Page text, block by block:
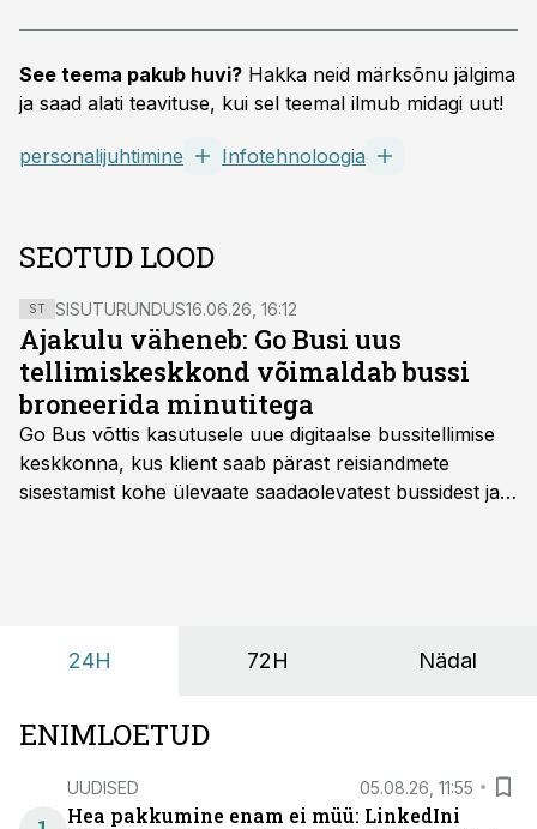
See teema pakub huvi? Hakka neid märksõnu jälgima
ja saad alati teavituse, kui sel teemal ilmub midagi uut!
personalijuhtimine Infotehnoloogia
SEOTUD LOOD
ST SISUTURUNDUS16.06.26, 16:12
Ajakulu väheneb: Go Busi uus
tellimiskeskkond võimaldab bussi
broneerida minutitega
Go Bus võttis kasutusele uue digitaalse bussitellimise
keskkonna, kus klient saab pärast reisiandmete
sisestamist kohe ülevaate saadaolevatest bussidest ja
24H 72H Nädal
ENIMLOETUD
UUDISED 05.08.26, 11:55
Hea pakkumine enam ei müü: LinkedIni